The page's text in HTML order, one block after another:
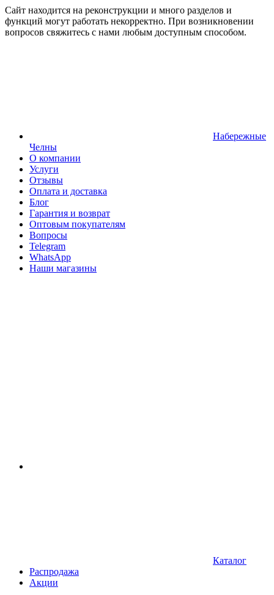
Сайт находится на реконструкции и много разделов и
функций могут работать некорректно. При возникновении
вопросов свяжитесь с нами любым доступным способом.
Набережные
Челны
О компании
Услуги
Отзывы
Оплата и доставка
Блог
Гарантия и возврат
Оптовым покупателям
Вопросы
Telegram
WhatsApp
Наши магазины
Каталог
Распродажа
Акции